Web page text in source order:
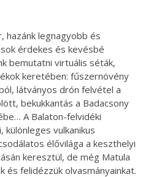
hazánk legnagyobb és
érdekes és kevésbé
bemutatni virtuális séták,
keretében: fűszernövény
látványos drón felvétel a
bekukkantás a Badacsony
A Balaton-felvidéki
vulkanikus
élővilága a keszthelyi
keresztül, de még Matula
és felidézzük olvasmányainkat.